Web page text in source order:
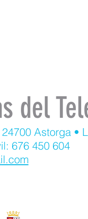
del
Astorga •
676 450 604